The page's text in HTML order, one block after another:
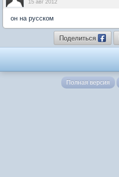
15 авг 2012
он на русском
Поделиться
Полная версия